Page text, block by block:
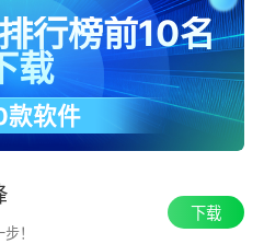
行榜前10名
载
款软件
！
下载